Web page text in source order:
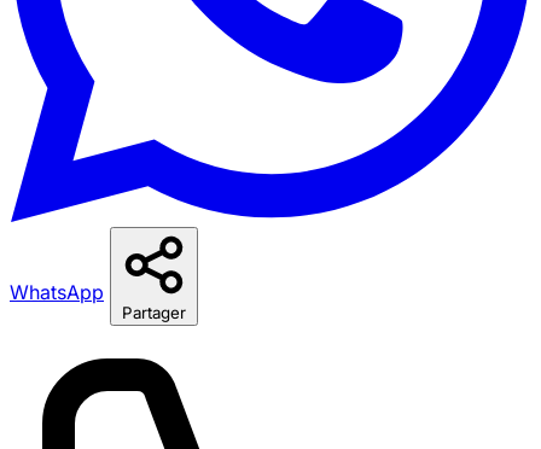
WhatsApp
Partager